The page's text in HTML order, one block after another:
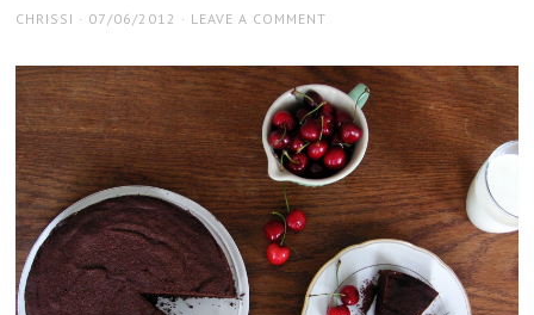
AUTHOR
CHRISSI
POSTED
07/06/2012 LEAVE A COMMENT